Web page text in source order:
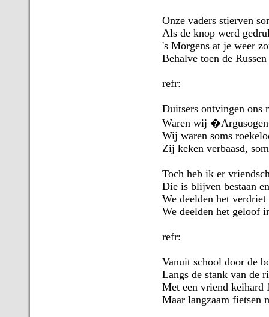
Onze vaders stierven
Als de knop werd
's Morgens at je weer
Behalve toen de
refr:
Duitsers ontvingen ons
Waren wij
Wij waren soms
Zij keken verbaasd,
Toch heb ik er
Die is blijven bestaan
We deelden het
We deelden het geloof
refr:
Vanuit school door de
Langs de stank van de
Met een vriend keihard
Maar langzaam fietsen